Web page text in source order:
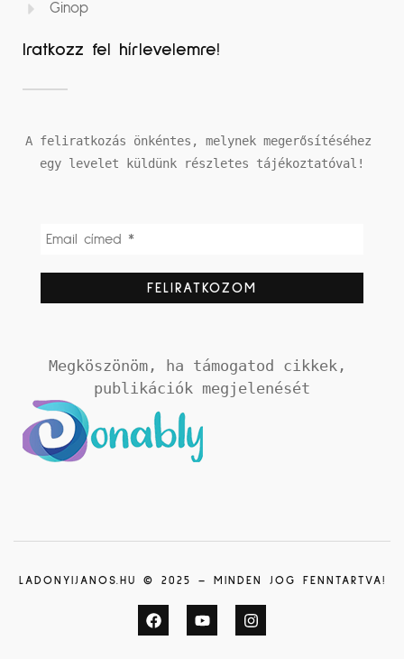
Ginop
Iratkozz fel hírlevelemre!
A feliratkozás önkéntes, melynek megerősítéséhez
egy levelet küldünk részletes tájékoztatóval!
Megköszönöm, ha támogatod cikkek,
publikációk megjelenését
LADONYIJANOS.HU © 2025 – MINDEN JOG FENNTARTVA!